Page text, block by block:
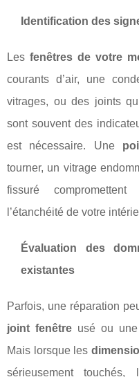
Identification des
Lesfenêtres de votre
courants d’air, une
vitrages, ou des joints
sont souvent des
est nécessaire. Une
tourner, un vitrage
fissuré
l’étanchéité de votre
Évaluation des
existantes
Parfois, une réparation
joint fenêtreusé ou une
Mais lorsque les
sérieusement